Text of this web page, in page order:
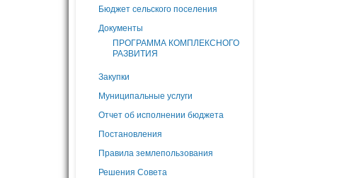
Бюджет сельского поселения
Документы
ПРОГРАММА КОМПЛЕКСНОГО
РАЗВИТИЯ
Закупки
Муниципальные услуги
Отчет об исполнении бюджета
Постановления
Правила землепользования
Решения Совета